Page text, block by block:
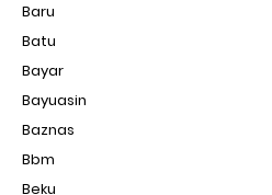
Baru
Batu
Bayar
Bayuasin
Baznas
Bbm
Beku